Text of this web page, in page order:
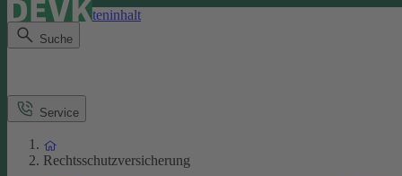
Direkt zum Seiteninhalt
Suche
Service
Rechtsschutzversicherung